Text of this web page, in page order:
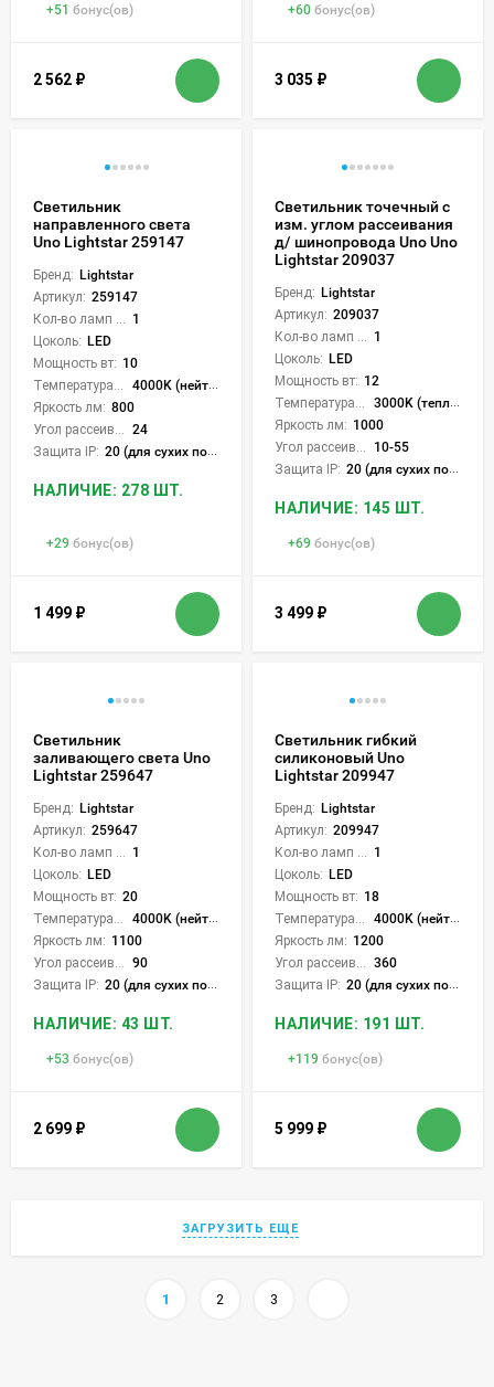
+51 бонус(ов)
2 562 ₽
+60 бонус(ов)
3 035 ₽
Светильник
направленного света
Uno Lightstar 259147
Бренд: Lightstar
Артикул: 259147
1
Цоколь: LED
Мощность вт: 10
4000K (нейтральный)
Яркость лм: 800
24
Защита IP: 20 (для сухих пом.)
НАЛИЧИЕ: 278 ШТ.
+29 бонус(ов)
1 499 ₽
Светильник точечный с
изм. углом рассеивания
д/ шинопровода Uno Uno
Lightstar 209037
Бренд: Lightstar
Артикул: 209037
1
Цоколь: LED
Мощность вт: 12
3000K (теплый)
Яркость лм: 1000
10-55
Защита IP: 20 (для сухих пом.)
НАЛИЧИЕ: 145 ШТ.
+69 бонус(ов)
3 499 ₽
Светильник
заливающего света Uno
Lightstar 259647
Бренд: Lightstar
Артикул: 259647
1
Цоколь: LED
Мощность вт: 20
4000K (нейтральный)
Яркость лм: 1100
90
Защита IP: 20 (для сухих пом.)
НАЛИЧИЕ: 43 ШТ.
+53 бонус(ов)
2 699 ₽
Светильник гибкий
силиконовый Uno
Lightstar 209947
Бренд: Lightstar
Артикул: 209947
1
Цоколь: LED
Мощность вт: 18
4000K (нейтральный)
Яркость лм: 1200
360
Защита IP: 20 (для сухих пом.)
НАЛИЧИЕ: 191 ШТ.
+119 бонус(ов)
5 999 ₽
ЗАГРУЗИТЬ ЕЩЕ
1 2 3